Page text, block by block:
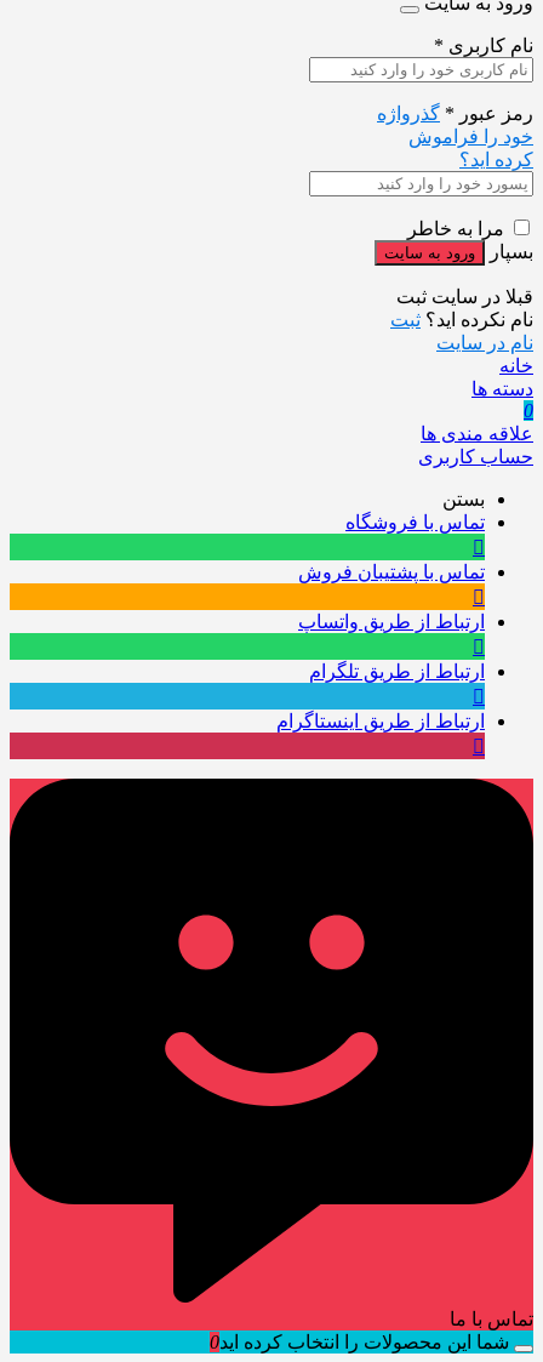
نام کاربری *
رمز عبور * گذرواژه
خود را فراموش
کرده اید؟
مرا به خاطر
بسپار
قبلا در سایت ثبت
نام نکرده اید؟ ثبت
نام در سایت
خانه
دسته ها
0
علاقه مندی ها
حساب کاربری
بستن
تماس با فروشگاه
تماس با پشتیبان فروش
ارتباط از طریق واتساپ
ارتباط از طریق تلگرام
ارتباط از طریق اینستاگرام
تماس با ما
شما این محصولات را انتخاب کرده اید0